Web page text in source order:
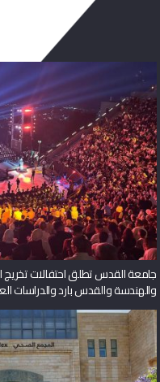
جامعة القدس تطلق احتفالات
والهندسة والقدس بارد والدراسات